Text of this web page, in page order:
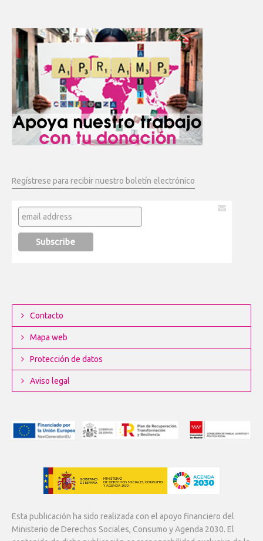
Regístrese para recibir nuestro boletín electrónico
Contacto
Mapa web
Protección de datos
Aviso legal
Esta publicación ha sido realizada con el apoyo financiero del
Ministerio de Derechos Sociales, Consumo y Agenda 2030. El